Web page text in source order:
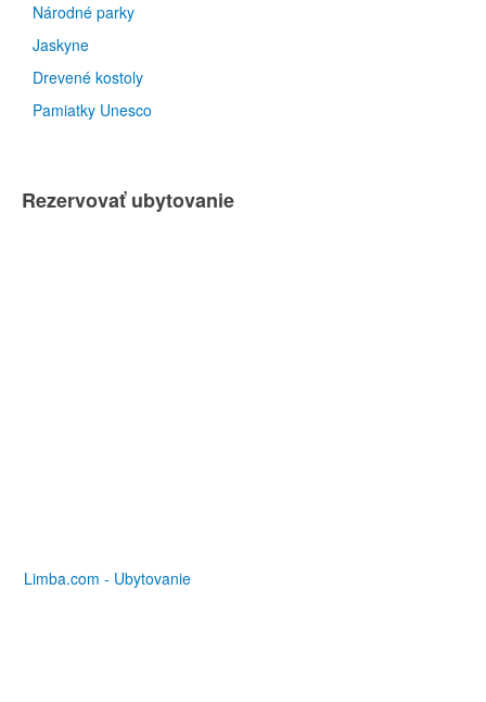
Národné parky
Jaskyne
Drevené kostoly
Pamiatky Unesco
Rezervovať ubytovanie
Limba.com - Ubytovanie